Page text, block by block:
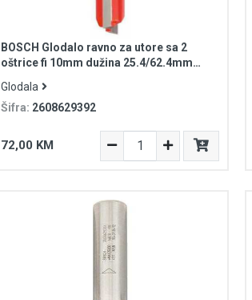
BOSCH Glodalo ravno za utore sa 2
oštrice fi 10mm dužina 25.4/62.4mm
Glodala
Šifra: 2608629392
72,00 KM